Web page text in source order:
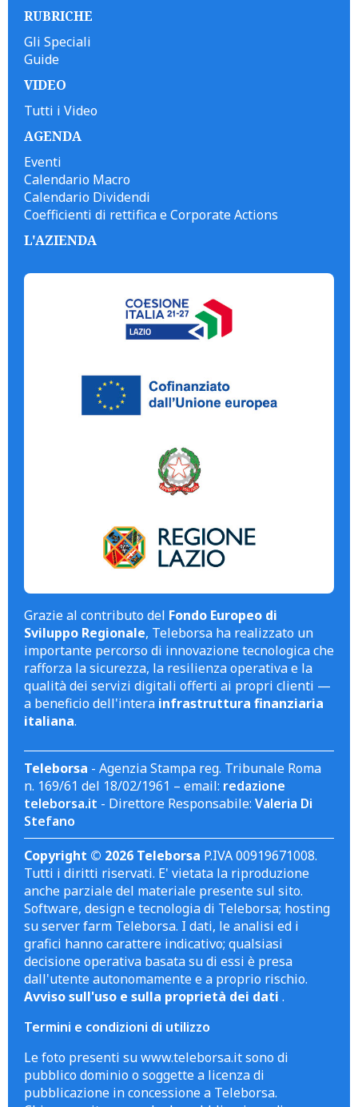
RUBRICHE
Gli Speciali
Guide
VIDEO
Tutti i Video
AGENDA
Eventi
Calendario Macro
Calendario Dividendi
Coefficienti di rettifica e Corporate Actions
L'AZIENDA
Grazie al contributo del Fondo Europeo di
Sviluppo Regionale, Teleborsa ha realizzato un
importante percorso di innovazione tecnologica che
rafforza la sicurezza, la resilienza operativa e la
qualità dei servizi digitali offerti ai propri clienti —
a beneficio dell'intera infrastruttura finanziaria
italiana.
Teleborsa - Agenzia Stampa reg. Tribunale Roma
n. 169/61 del 18/02/1961 – email: redazione
teleborsa.it - Direttore Responsabile: Valeria Di
Stefano
Copyright © 2026 Teleborsa P.IVA 00919671008.
Tutti i diritti riservati. E' vietata la riproduzione
anche parziale del materiale presente sul sito.
Software, design e tecnologia di Teleborsa; hosting
su server farm Teleborsa. I dati, le analisi ed i
grafici hanno carattere indicativo; qualsiasi
decisione operativa basata su di essi è presa
dall'utente autonomamente e a proprio rischio.
Avviso sull'uso e sulla proprietà dei dati .
Termini e condizioni di utilizzo
Le foto presenti su www.teleborsa.it sono di
pubblico dominio o soggette a licenza di
pubblicazione in concessione a Teleborsa.